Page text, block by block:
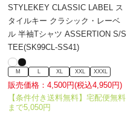
STYLEKEY CLASSIC LABEL ス
タイルキー クラシック・レーベ
ル 半袖Tシャツ ASSERTION S/S
TEE(SK99CL-SS41)
M L XL XXL XXXL
販売価格：4,500円(税込4,950円)
【条件付き送料無料】宅配便無料
まで5,050円